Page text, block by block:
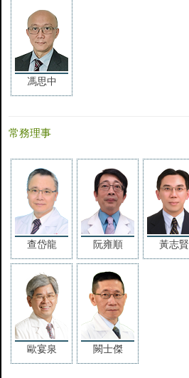
馮思中
常務理事
查岱龍 阮雍順 黃志賢
歐宴泉 闕士傑